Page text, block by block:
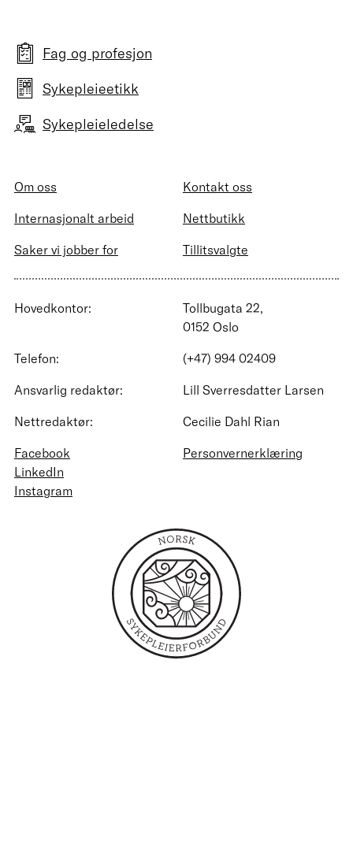
Fag og profesjon
Sykepleieetikk
Sykepleieledelse
Om oss
Kontakt oss
Internasjonalt arbeid
Nettbutikk
Saker vi jobber for
Tillitsvalgte
Hovedkontor:
Tollbugata 22,
0152 Oslo
Telefon:
(+47) 994 02409
Ansvarlig redaktør:
Lill Sverresdatter Larsen
Nettredaktør:
Cecilie Dahl Rian
Facebook
LinkedIn
Instagram
Personvernerklæring